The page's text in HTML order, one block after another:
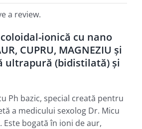
a review.
ionică cu nano
CUPRU, MAGNEZIU şi
ultrapură (bidistilată) şi
Ph bazic, special creată pentru
a medicului sexolog Dr. Micu
Este bogată în ioni de aur,